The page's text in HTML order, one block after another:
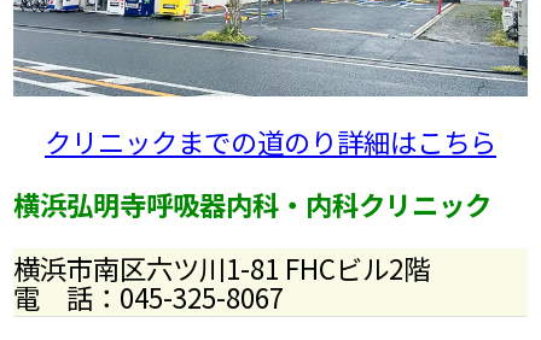
クリニックまでの道のり詳細はこちら
横浜弘明寺呼吸器内科・内科クリニック
横浜市南区六ツ川1-81 FHCビル2階
電 話：045-325-8067